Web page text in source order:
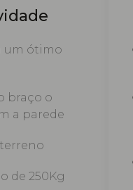
um ótimo
braço o
a parede
de 250Kg